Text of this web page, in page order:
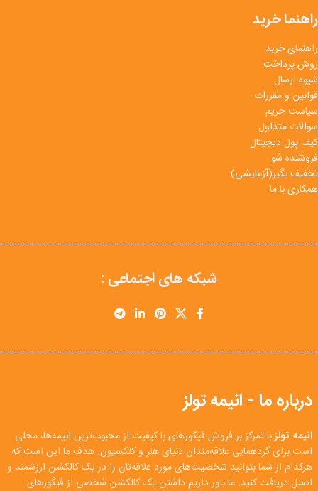
راهنما خرید
راهنمای خرید
روش پرداخت
شیوه ارسال
قوانین و مقررات
سیاست حریم
سوالات متداول
کیف پول دیجیتال
فروشنده شو
تخفیف بگیر(آزمایشی)
همکاری با ما
شبکه های اجتماعی :
درباره ما - انیمه تولز
انیمه تولزبا تمرکز بر فروش فیگورهای با کیفیت از محبوب‌ترین انیمه‌ها، محلی
است برای گردهمایی علاقه‌مندان دنیای هنر و کلکسیون. هدف ما این است که
هرکدام از شما بتوانید شخصیت‌های مورد علاقه‌تان را در یک کالکشن ارزشمند و
اصیل دریافت کنید. ما باور داریم داشتن یک کالکشن شخصی از فیگورهای